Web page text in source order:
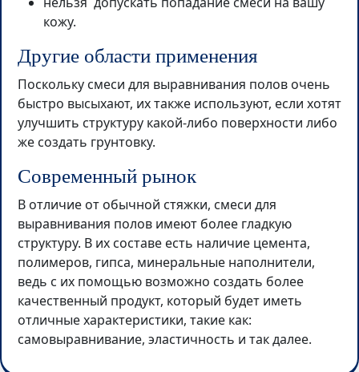
кожу.
Другие области применения
Поскольку смеси для выравнивания полов очень
быстро высыхают, их также используют, если хотят
улучшить структуру какой-либо поверхности либо
же создать грунтовку.
Современный рынок
В отличие от обычной стяжки, смеси для
выравнивания полов имеют более гладкую
структуру. В их составе есть наличие цемента,
полимеров, гипса, минеральные наполнители,
ведь с их помощью возможно создать более
качественный продукт, который будет иметь
отличные характеристики, такие как:
самовыравнивание, эластичность и так далее.